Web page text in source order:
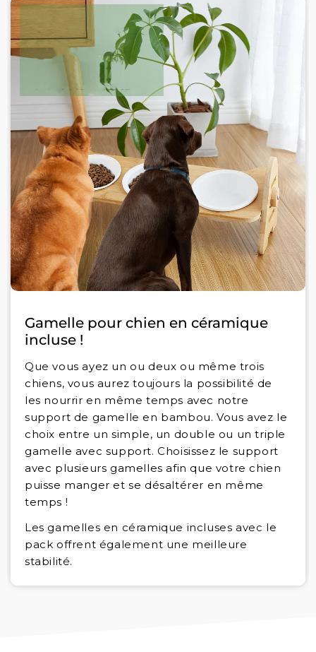
Gamelle pour chien en céramique
incluse !
Que vous ayez un ou deux ou même trois
chiens, vous aurez toujours la possibilité de
les nourrir en même temps avec notre
support de gamelle en bambou. Vous avez le
choix entre un simple, un double ou un triple
gamelle avec support. Choisissez le support
avec plusieurs gamelles afin que votre chien
puisse manger et se désaltérer en même
temps !
Les gamelles en céramique incluses avec le
pack offrent également une meilleure
stabilité.